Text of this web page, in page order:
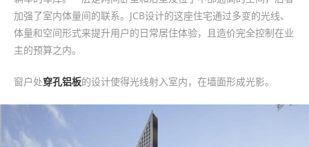
加强了室内体量间的联系。JCB设计的这座住宅通过多变的光线、
体量和空间形式来提升用户的日常居住体验，且造价完全控制在业
主的预算之内。
窗户处穿孔铝板的设计使得光线射入室内，在墙面形成光影。